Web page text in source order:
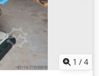
ασφάλεια -
χρήσης στα γερμανικά
- σύστημα ψύξης
1 /4